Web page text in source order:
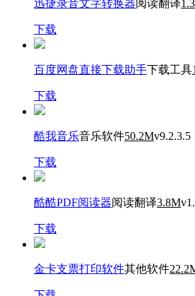
迅捷录音文字转换器 阅读翻译
下载
百度网盘直接下载助手下载工具
下载
酷我音乐音乐软件50.2Mv9.2.3.5
下载
酷酷PDF阅读器阅读翻译3.8M
下载
金卡支票打印软件其他软件